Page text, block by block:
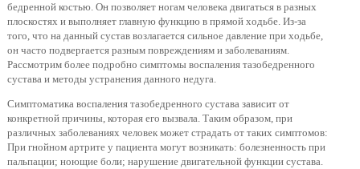
бедренной костью. Он позволяет ногам человека двигаться в разных
плоскостях и выполняет главную функцию в прямой ходьбе. Из-за
того, что на данный сустав возлагается сильное давление при ходьбе,
он часто подвергается разным повреждениям и заболеваниям.
Рассмотрим более подробно симптомы воспаления тазобедренного
сустава и методы устранения данного недуга.
Симптоматика воспаления тазобедренного сустава зависит от
конкретной причины, которая его вызвала. Таким образом, при
различных заболеваниях человек может страдать от таких симптомов:
При гнойном артрите у пациента могут возникать: болезненность при
пальпации; ноющие боли; нарушение двигательной функции сустава.